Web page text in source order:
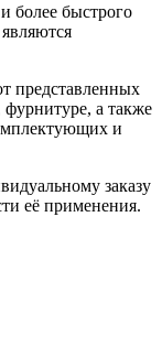
более быстрого
представленных
фурнитуре, а также
и
заказу
её применения.